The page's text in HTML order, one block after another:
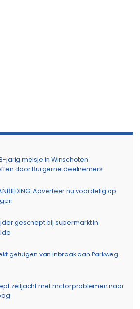
jarig meisje in Winschoten
door Burgernetdeelnemers
Adverteer nu voordelig op
geschept bij supermarkt in
getuigen van inbraak aan Parkweg
zeiljacht met motorproblemen naar